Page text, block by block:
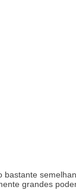
bastante
grandes